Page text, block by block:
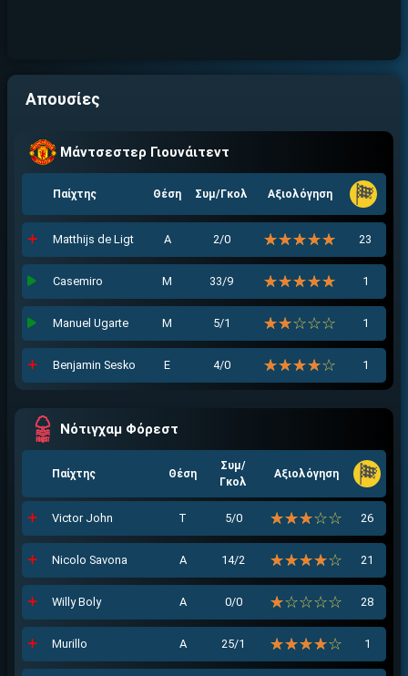
Απουσίες
Μάντσεστερ Γιουνάιτεντ
Παίχτης Θέση Συμ/Γκολ Αξιολόγηση
Matthijs de Ligt Α 2/0 ☆☆☆☆☆
★★★★★ 23
Casemiro Μ 33/9 ☆☆☆☆☆
★★★★★ 1
Manuel Ugarte Μ 5/1 ☆☆☆☆☆
★★★★★ 1
Benjamin Sesko Ε 4/0 ☆☆☆☆☆
★★★★★ 1
Νότιγχαμ Φόρεστ
Παίχτης Θέση
Συμ/
Γκολ
Αξιολόγηση
Victor John Τ 5/0 ☆☆☆☆☆
★★★★★ 26
Nicolo Savona Α 14/2 ☆☆☆☆☆
★★★★★ 21
Willy Boly Α 0/0 ☆☆☆☆☆
★★★★★ 28
Murillo Α 25/1 ☆☆☆☆☆
★★★★★ 1